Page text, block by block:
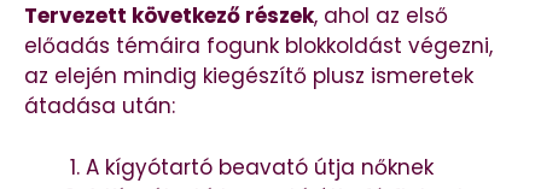
Tervezett következő részek, ahol az első
előadás témáira fogunk blokkoldást végezni,
az elején mindig kiegészítő plusz ismeretek
átadása után:
A kígyótartó beavató útja nőknek